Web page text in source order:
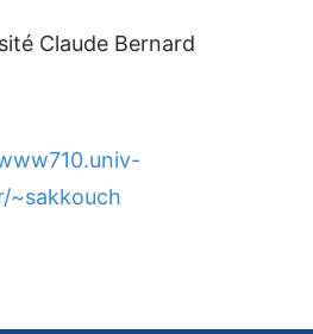
Claude Bernard
~sakkouch